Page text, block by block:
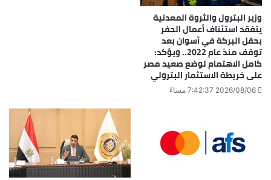
وزير البترول والثروة المعدنية
يتفقد استئناف أعمال الحفر
بحقل البركة في أسوان بعد
توقف منذ عام 2022.. ويؤكد:
كامل الاهتمام لوضع صعيد مصر
على خريطة الاستثمار البترولي
2026/08/06 7:42:37 مساءً